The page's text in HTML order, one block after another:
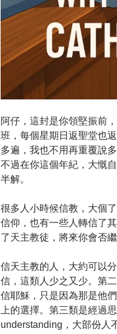
阿仔，這封是你領堅振前
班，每個星期日返聖堂也
多遍，我也不用再重覆說
不過在你這個年紀，大慨
半解。
很多人小時候信教，大個
信仰，也有一些人轉信了
了天主教徒，將來你會否
信天主教的人，大約可以
信，這類人少之又少。第
信耶穌，只是因為那是他
上的選擇。第三類是經過
understanding，大部份人